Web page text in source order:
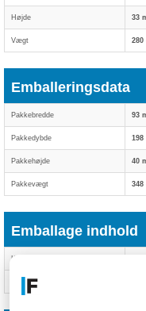
Højde 33
Vægt 280
Emballeringsdata
Pakkebredde 93
Pakkedybde 198
Pakkehøjde 40
Pakkevægt 348
Emballage indhold
Kabler inkluderet
Hurtig start guide